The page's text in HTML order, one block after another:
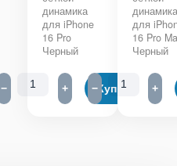
динамика
для iPhone
16 Pro
Черный
− + Купить
для
16 Pro
Черный
− +